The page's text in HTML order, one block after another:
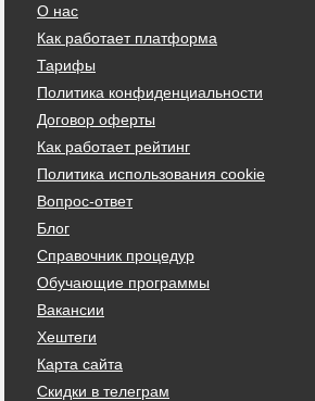
О нас
Как работает платформа
Тарифы
Политика конфиденциальности
Договор оферты
Как работает рейтинг
Политика использования cookie
Вопрос-ответ
Блог
Справочник процедур
Обучающие программы
Вакансии
Хештеги
Карта сайта
Скидки в телеграм